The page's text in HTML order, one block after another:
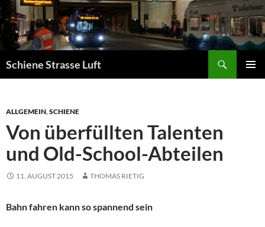
Zum
Inhalt
springen
Schiene Strasse Luft
ALLGEMEIN,SCHIENE
Von überfüllten Talenten
und Old-School-Abteilen
11. AUGUST 2015 THOMAS RIETIG
Bahn fahren kann so spannend sein